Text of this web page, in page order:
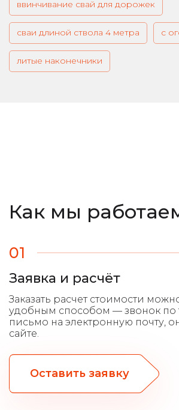
ввинчивание свай для дорожек
сваи длиной ствола 4 метра с
литые наконечники
Как мы
01
Заявка и расчёт
Оставить заявку